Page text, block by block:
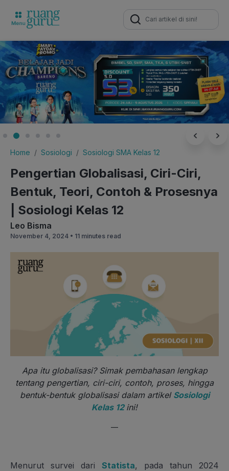
Search
for:
Home Sosiologi Sosiologi SMA Kelas 12
Pengertian Globalisasi, Ciri-Ciri,
Bentuk, Teori, Contoh & Prosesnya
| Sosiologi Kelas 12
Leo Bisma
November 4, 2024 • 11 minutes read
Apa itu globalisasi? Simak pembahasan lengkap
tentang pengertian, ciri-ciri, contoh, proses, hingga
bentuk-bentuk globalisasi dalam artikel Sosiologi
Kelas 12 ini!
—
Menurut survei dari Statista, pada tahun 2024